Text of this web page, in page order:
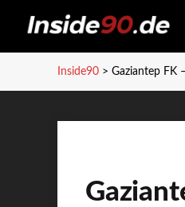
Inside90 > Gaziantep FK